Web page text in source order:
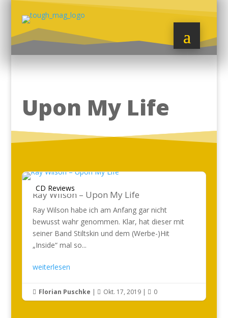
Upon My Life
CD Reviews
Ray Wilson – Upon My Life
Ray Wilson habe ich am Anfang gar nicht
bewusst wahr genommen. Klar, hat dieser mit
seiner Band Stiltskin und dem (Werbe-)Hit
„Inside“ mal so...
weiterlesen
 Florian Puschke |  Okt. 17, 2019|  0